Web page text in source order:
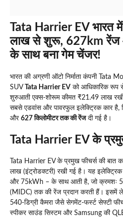
Tata Harrier EV भारत
लाख से शुरू, 627km
के साथ बना गेम चेंजर!
भारत की अग्रणी ऑटो निर्माता कंपनी Tata
SUV
Tata Harrier EV को आधिकारिक रूप
शुरुआती एक्स-शोरूम कीमत ₹21.49 लाख
सबसे एडवांस और पावरफुल इलेक्ट्रिक कार है,
और 627 किलोमीटर तक की रेंजदी गई है।
Tata Harrier EV के
Tata Harrier EV के प्रमुख फीचर्स की
लाख (इंट्रोडक्टरी) रखी गई है। यह
और 75kWh – के साथ आती है, जो क्रमशः
(MIDC) तक की रेंज प्रदान करती हैं।
540-डिग्री कैमरा जैसे सेगमेंट-फर्स्ट सेफ्टी
स्पीकर साउंड सिस्टम और Samsung की